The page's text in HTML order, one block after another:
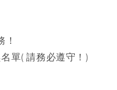
單( 請務必遵守！)